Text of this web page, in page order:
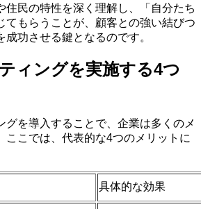
住民の特性を深く理解し、「自分たち
てもらうことが、顧客との強い結びつ
成功させる鍵となるのです。
ィングを実施する4つ
を導入することで、企業は多くのメ
ここでは、代表的な4つのメリットに
具体的な効果